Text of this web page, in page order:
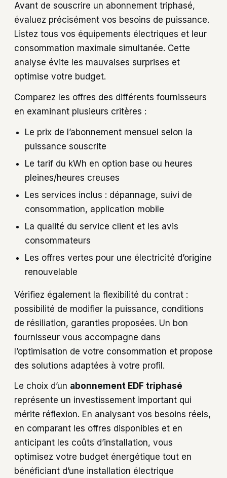
Avant de souscrire un abonnement triphasé,
évaluez précisément vos besoins de puissance.
Listez tous vos équipements électriques et leur
consommation maximale simultanée. Cette
analyse évite les mauvaises surprises et
optimise votre budget.
Comparez les offres des différents fournisseurs
en examinant plusieurs critères :
Le prix de l’abonnement mensuel selon la
puissance souscrite
Le tarif du kWh en option base ou heures
pleines/heures creuses
Les services inclus : dépannage, suivi de
consommation, application mobile
La qualité du service client et les avis
consommateurs
Les offres vertes pour une électricité d’origine
renouvelable
Vérifiez également la flexibilité du contrat :
possibilité de modifier la puissance, conditions
de résiliation, garanties proposées. Un bon
fournisseur vous accompagne dans
l’optimisation de votre consommation et propose
des solutions adaptées à votre profil.
Le choix d’un abonnement EDF triphasé
représente un investissement important qui
mérite réflexion. En analysant vos besoins réels,
en comparant les offres disponibles et en
anticipant les coûts d’installation, vous
optimisez votre budget énergétique tout en
bénéficiant d’une installation électrique